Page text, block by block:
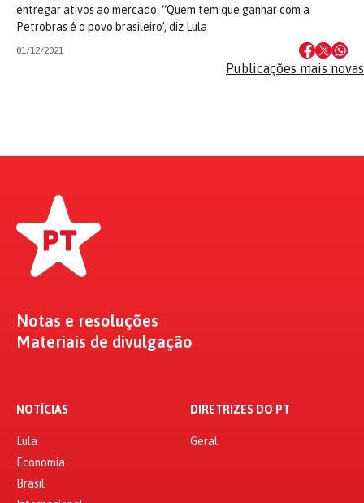
entregar ativos ao mercado. “Quem tem que ganhar com a
Petrobras é o povo brasileiro’, diz Lula
01/12/2021
Publicações mais novas
Notas e resoluções
Materiais de divulgação
NOTÍCIAS
Lula
Economia
Brasil
DIRETRIZES DO PT
Geral